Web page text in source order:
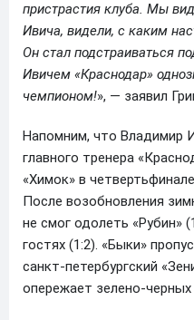
пристрастия клуба. Мы
Ивича, видели, с каким
Он стал подстраиваться
Ивичем «Краснодар»
чемпионом!», — заявил
Напомним, что Владимир
главного тренера
«Химок» в
После возобновления
не смог одолеть «Рубин»
гостях (1:2). «Быки»
санкт-петербургский
опережает зелено-